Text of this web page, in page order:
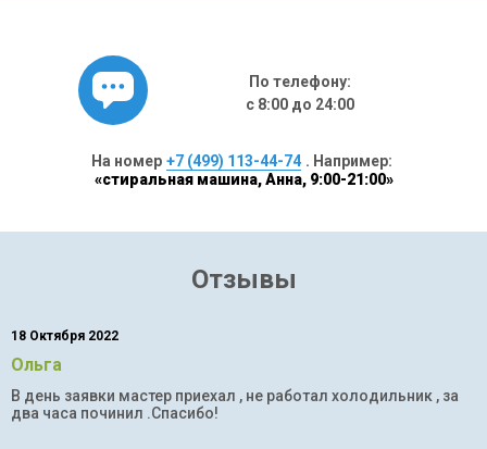
По телефону:
с 8:00 до 24:00
На номер +7 (499) 113-44-74 . Например:
«стиральная машина, Анна, 9:00-21:00»
Отзывы
18 Октября 2022
Ольга
В день заявки мастер приехал , не работал холодильник , за
два часа починил .Спасибо!